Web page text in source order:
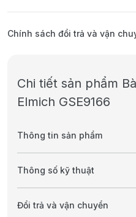
Chính sách đổi trả và vận
Chi tiết sản phẩm
Elmich GSE9166
Thông tin sản phẩm
Thông số kỹ thuật
Đổi trả và vận chuyển